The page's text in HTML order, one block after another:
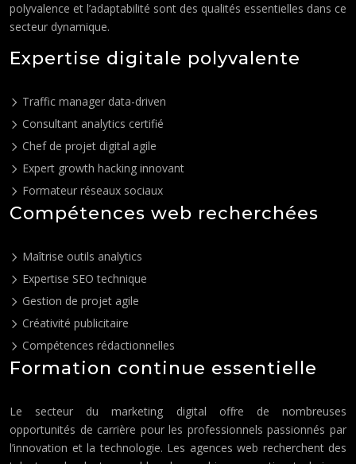
polyvalence et l’adaptabilité sont des qualités essentielles dans ce
secteur dynamique.
Expertise digitale polyvalente
Traffic manager data-driven
Consultant analytics certifié
Chef de projet digital agile
Expert growth hacking innovant
Formateur réseaux sociaux
Compétences web recherchées
Maîtrise outils analytics
Expertise SEO technique
Gestion de projet agile
Créativité publicitaire
Compétences rédactionnelles
Formation continue essentielle
Le secteur du marketing digital offre de nombreuses
opportunités de carrière pour les professionnels passionnés par
l’innovation et la technologie. Les agences web recherchent des